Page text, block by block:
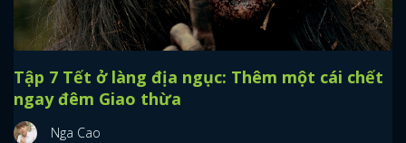
Tập 7 Tết ở làng địa ngục: Thêm một cái chết
ngay đêm Giao thừa
Nga Cao